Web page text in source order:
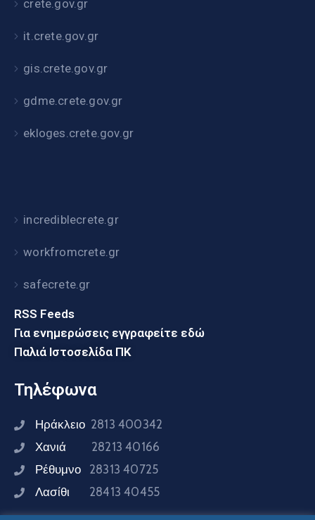
crete.gov.gr
it.crete.gov.gr
gis.crete.gov.gr
gdme.crete.gov.gr
ekloges.crete.gov.gr
incrediblecrete.gr
workfromcrete.gr
safecrete.gr
RSS Feeds
Για ενημερώσεις εγγραφείτε εδώ
Παλιά Ιστοσελίδα ΠΚ
Τηλέφωνα
Ηράκλειο 2813 400342
Χανιά 28213 40166
Ρέθυμνο 28313 40725
Λασίθι 28413 40455